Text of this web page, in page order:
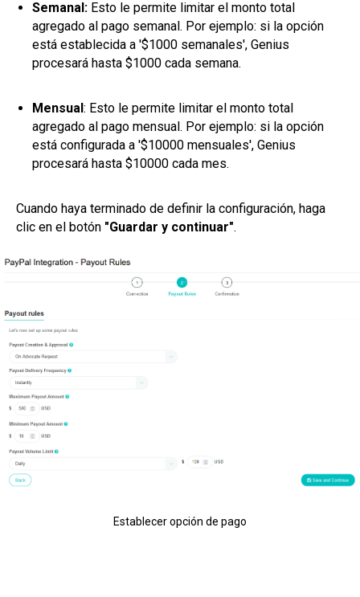
Semanal: Esto le permite limitar el monto total
agregado al pago semanal. Por ejemplo: si la opción
está establecida a '$1000 semanales', Genius
procesará hasta $1000 cada semana.
Mensual: Esto le permite limitar el monto total
agregado al pago mensual. Por ejemplo: si la opción
está configurada a '$10000 mensuales', Genius
procesará hasta $10000 cada mes.
Cuando haya terminado de definir la configuración, haga
clic en el botón "Guardar y continuar".
Establecer opción de pago